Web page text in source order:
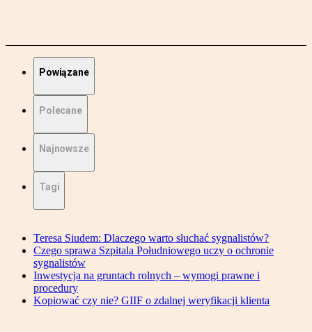
Powiązane
Polecane
Najnowsze
Tagi
Teresa Siudem: Dlaczego warto słuchać sygnalistów?
Czego sprawa Szpitala Południowego uczy o ochronie
sygnalistów
Inwestycja na gruntach rolnych – wymogi prawne i
procedury
Kopiować czy nie? GIIF o zdalnej weryfikacji klienta